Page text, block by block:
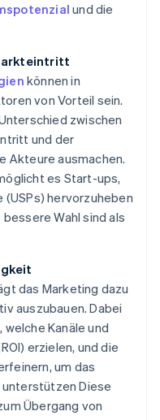
und die
können in
von Vorteil sein.
zwischen
und der
Akteure ausmachen.
es Start-ups,
hervorzuheben
Wahl sind als
das Marketing dazu
auszubauen. Dabei
Kanäle und
erzielen, und die
um das
Diese
Übergang von